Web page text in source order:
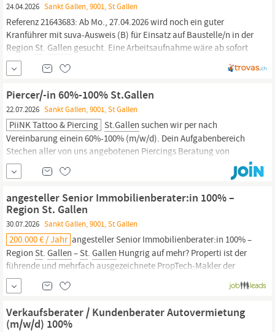
24.04.2026 Sankt Gallen, 9001, St Gallen
Referenz 21643683: Ab Mo., 27.04.2026 wird noch ein guter
Kranführer mit suva-Ausweis (B) für Einsatz auf Baustelle/n in der
Region St. Gallen gesucht. Eine Arbeitsaufnahme wäre ab sofort
KW 18 möglich - je nach direkter Vereinbarung mit Schweizer
Arbeitgeber. Wir sind eine private Personal- und
Piercer/-in 60%-100% St.Gallen
22.07.2026 Sankt Gallen, 9001, St Gallen
PiiNK Tattoo & Piercing St.Gallen suchen wir per nach
Vereinbarung einein 60%-100% (m/w/d). Dein Aufgabenbereich
Stechen aller von uns angebotenen Piercings Beratung von
Kunden bezüglich Piercing-Optionen und Pflege Verkauf unserer
hochwertigen Produkte und Dienstleistungen Sterilisations- und
Studioerfahrung bist...
angesteller Senior Immobilienberater:in 100% –
Region St. Gallen
30.07.2026 Sankt Gallen, 9001, St Gallen
200.000 € / Jahr angesteller Senior Immobilienberater:in 100% –
Region St. Gallen – St. Gallen Hungrig auf mehr? Properti ist der
führende und mehrfach ausgezeichnete PropTech-Makler der
Schweiz. Wir vereinen bestens ausgebildete Experten mit den
aktuellsten Technologien auf einer intelligenten Plattform, um
Verkaufsberater / Kundenberater Autovermietung
(m/w/d) 100%